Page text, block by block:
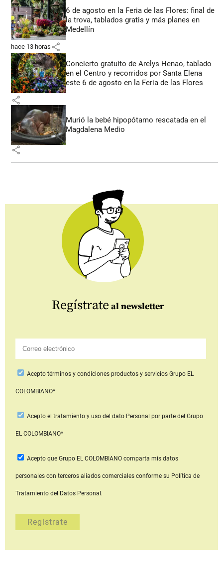
6 de agosto en la Feria de las Flores: final de
la trova, tablados gratis y más planes en
Medellín
hace 13 horas share
Concierto gratuito de Arelys Henao, tablado
en el Centro y recorridos por Santa Elena
este 6 de agosto en la Feria de las Flores
share
Murió la bebé hipopótamo rescatada en el
Magdalena Medio
share
Regístrate al newsletter
Aceptotérminos y condiciones productos y serviciosGrupo EL
COLOMBIANO*
Acepto el tratamiento y uso del dato Personal por parte del Grupo
EL COLOMBIANO*
Acepto que Grupo EL COLOMBIANOcomparta mis datos
personales con terceros aliados comerciales conforme su Política de
Tratamiento del Datos Personal.